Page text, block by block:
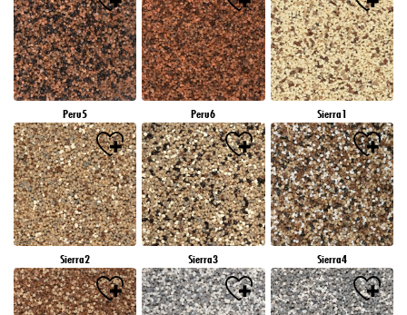
Peru5 Peru6 Sierra1
Sierra2 Sierra3 Sierra4